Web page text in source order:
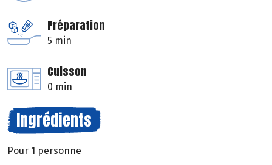
Préparation
5 min
Cuisson
0 min
Ingrédients
Pour 1 personne